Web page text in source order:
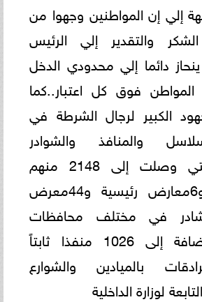
إلي إن المواطنين وجهوا من
والتقدير إلي الرئيس
دائما إلي محدودي الدخل
فوق كل اعتبار..كما
الكبير لرجال الشرطة في
والمنافذ والشوادر
والمعارض والتي وصلت إلى 2148 منهم
2031 منفذ و6معارض رئيسية و44معرض
و67 شادر في مختلف محافظات
الجمهورية بالإضافة إلى 1026 منفذا ثابتاً
بالميادين والشوارع
لوزارة الداخلية